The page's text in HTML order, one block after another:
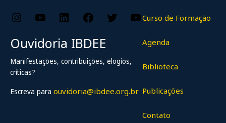
Instagram
YouTube
LinkedIn
Facebook
Twitter
YouTube
Ouvidoria IBDEE
Manifestações, contribuições, elogios,
críticas?
Escreva para ouvidoria@ibdee.org.br
Curso de Formação
Agenda
Biblioteca
Publicações
Contato